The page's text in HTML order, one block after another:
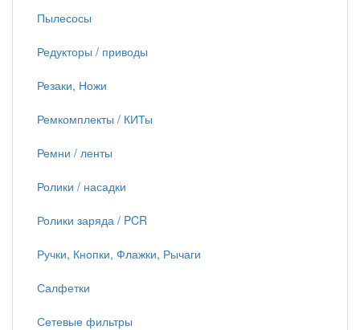
Пылесосы
Редукторы / приводы
Резаки, Ножи
Ремкомплекты / КИТы
Ремни / ленты
Ролики / насадки
Ролики заряда / PCR
Ручки, Кнопки, Флажки, Рычаги
Салфетки
Сетевые фильтры